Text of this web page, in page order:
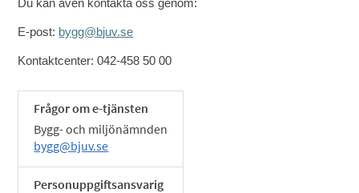
Du kan även kontakta oss genom:
E-post: bygg@bjuv.se
Kontaktcenter: 042-458 50 00
Frågor om e-tjänsten
Bygg- och miljönämnden
bygg@bjuv.se
Personuppgiftsansvarig